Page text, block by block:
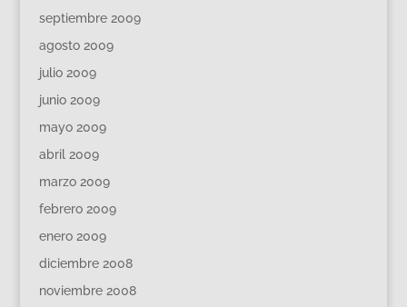
septiembre 2009
agosto 2009
julio 2009
junio 2009
mayo 2009
abril 2009
marzo 2009
febrero 2009
enero 2009
diciembre 2008
noviembre 2008